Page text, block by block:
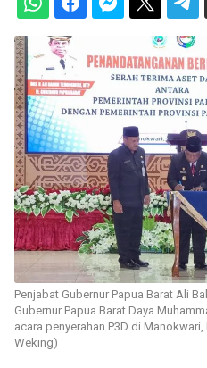
Penjabat Gubernur Papua Barat Ali
Gubernur Papua Barat Daya
acara penyerahan P3D di
Weking)